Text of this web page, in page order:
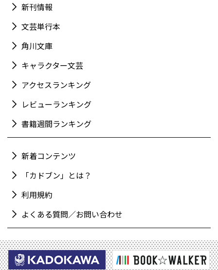
新刊情報
文芸単行本
角川文庫
キャラクター文芸
アクセスランキング
レビューランキング
書籍週間ランキング
新着コンテンツ
「カドブン」とは？
利用規約
よくある質問／お問い合わせ